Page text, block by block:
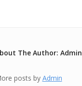
The Author: Admin
posts by Admin